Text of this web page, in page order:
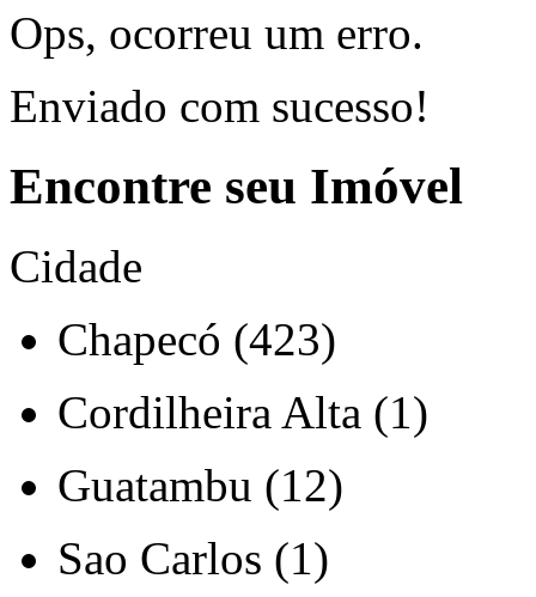
Ops, ocorreu um erro.
Enviado com sucesso!
Encontre seu Imóvel
Cidade
Chapecó (423)
Cordilheira Alta (1)
Guatambu (12)
Sao Carlos (1)